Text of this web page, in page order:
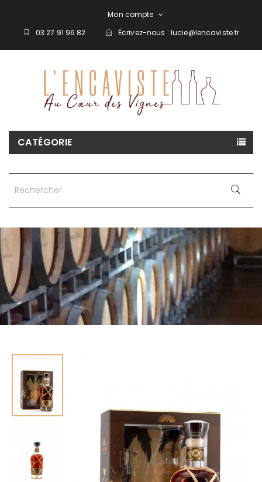
Mon compte
03 27 91 96 82
Écrivez-nous : lucie@lencaviste.fr
CATÉGORIE